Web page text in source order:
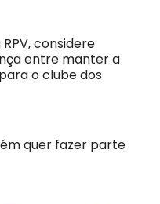
considere
entre manter a
o clube dos
quer fazer parte